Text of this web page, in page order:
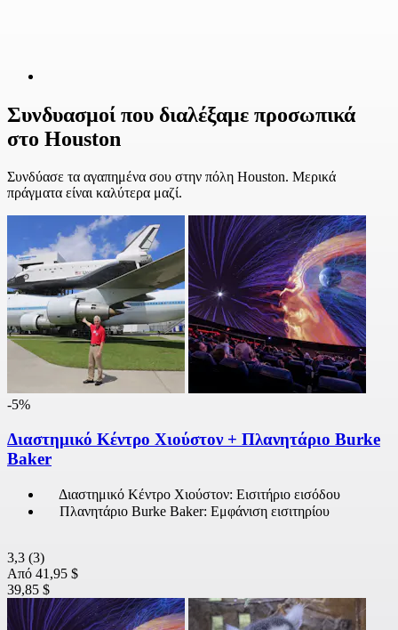
Συνδυασμοί που διαλέξαμε προσωπικά
στο Houston
Συνδύασε τα αγαπημένα σου στην πόλη Houston. Μερικά
πράγματα είναι καλύτερα μαζί.
-5%
Διαστημικό Κέντρο Χιούστον + Πλανητάριο Burke
Baker
Διαστημικό Κέντρο Χιούστον: Εισιτήριο εισόδου
Πλανητάριο Burke Baker: Εμφάνιση εισιτηρίου
3,3 (3)
Από 41,95 $
39,85 $